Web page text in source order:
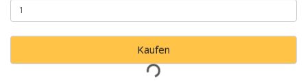
Kaufen